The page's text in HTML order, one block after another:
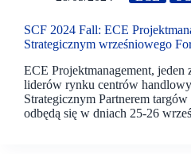
SCF 2024 Fall: ECE
Strategicznym wrześniowego
ECE Projektmanagement, jeden
liderów rynku centrów
Strategicznym Partnerem
odbędą się w dniach 25-26